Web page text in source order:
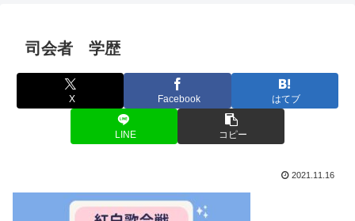
司会者 学歴
X Facebook はてブ
LINE コピー
2021.11.16